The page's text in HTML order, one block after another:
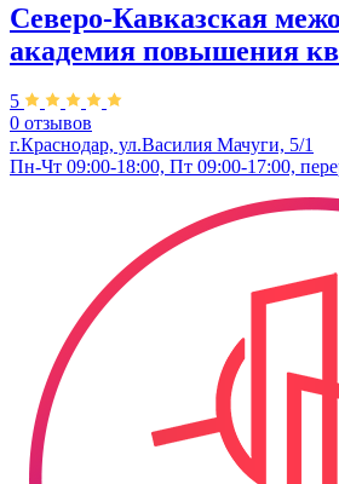
Северо-Кавказская
академия повышения
5
0 отзывов
г.Краснодар, ул.Василия Мачуги, 5/1
Пн-Чт 09:00-18:00, Пт 09:00-17:00,